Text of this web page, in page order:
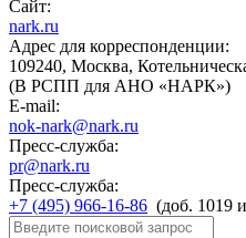
Сайт:
nark.ru
Адрес для корреспонденции:
109240, Москва,
(В РСПП для АНО «НАРК»)
E-mail:
nok-nark@nark.ru
Пресс-служба:
pr@nark.ru
Пресс-служба:
+7 (495) 966-16-86 (доб. 1019